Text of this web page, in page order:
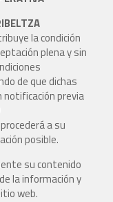
la condición
plena y sin
de que dichas
notificación previa
a su
posible.
su contenido
la información y
web.